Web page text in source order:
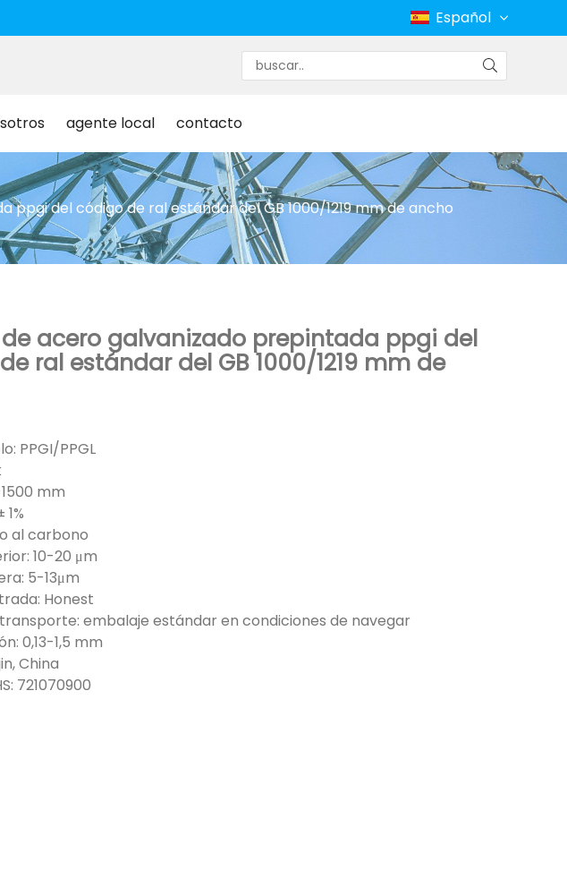
Español
agente local contacto
del código de ral estándar del GB 1000/1219 mm de ancho
acero galvanizado prepintada ppgi del
ral estándar del GB 1000/1219 mm de
PPGI/PPGL
mm
al carbono
10-20 μm
5-13μm
Honest
embalaje estándar en condiciones de navegar
0,13-1,5 mm
China
721070900